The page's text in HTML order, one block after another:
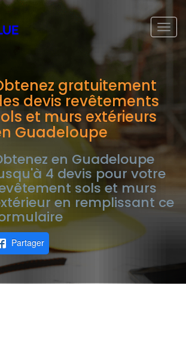
gratuitement
devis revêtements
et murs extérieurs
Guadeloupe
en Guadeloupe
4 devis pour votre
sols et murs
en remplissant ce
Partager